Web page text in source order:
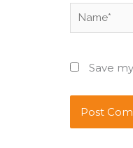
Name*
Save